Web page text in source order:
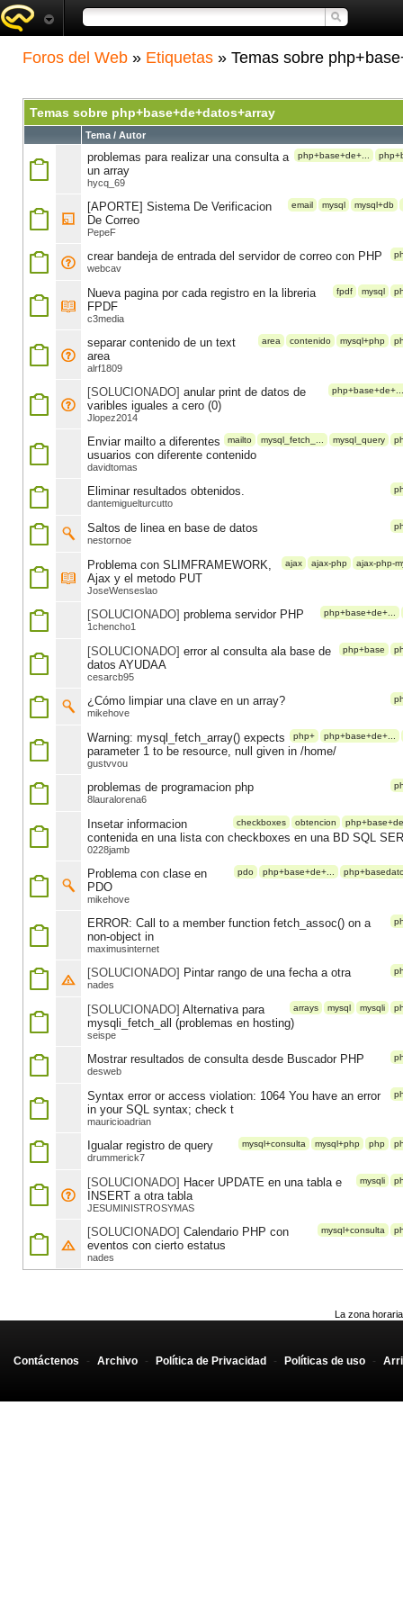
Foros del Web » Etiquetas » Temas sobre
Temas sobre php+base+de+datos+array
Tema / Autor
php+base+de+...
problemas para realizar una consulta a
un array
hycq_69
email mysql mysql+db
[APORTE] Sistema De Verificacion
De Correo
PepeF
crear bandeja de entrada del servidor de correo con PHP
webcav
fpdf mysql
Nueva pagina por cada registro en la libreria
FPDF
c3media
area contenido mysql+php
separar contenido de un text
area
alrf1809
php+base+de+...
[SOLUCIONADO] anular print de datos de
varibles iguales a cero (0)
Jlopez2014
mailto mysql_fetch_... mysql_query
Enviar mailto a diferentes
usuarios con diferente contenido
davidtomas
Eliminar resultados obtenidos.
dantemiguelturcutto
Saltos de linea en base de datos
nestornoe
ajax ajax-php ajax-php-
Problema con SLIMFRAMEWORK,
Ajax y el metodo PUT
JoseWenseslao
php+base+de+...
[SOLUCIONADO] problema servidor PHP
1chencho1
php+base
[SOLUCIONADO] error al consulta ala base de
datos AYUDAA
cesarcb95
¿Cómo limpiar una clave en un array?
mikehove
php+ php+base+de+...
Warning: mysql_fetch_array() expects
parameter 1 to be resource, null given in /home/
gustvvou
problemas de programacion php
8lauralorena6
checkboxes obtencion
Insetar informacion
contenida en una lista con checkboxes en una BD SQL
0228jamb
pdo php+base+de+...
Problema con clase en
PDO
mikehove
ERROR: Call to a member function fetch_assoc() on a
non-object in
maximusinternet
[SOLUCIONADO] Pintar rango de una fecha a otra
nades
arrays mysql mysqli
[SOLUCIONADO] Alternativa para
mysqli_fetch_all (problemas en hosting)
seispe
Mostrar resultados de consulta desde Buscador PHP
desweb
Syntax error or access violation: 1064 You have an error
in your SQL syntax; check t
mauricioadrian
mysql+consulta mysql+php php
Igualar registro de query
drummerick7
mysqli
[SOLUCIONADO] Hacer UPDATE en una tabla e
INSERT a otra tabla
JESUMINISTROSYMAS
mysql+consulta
[SOLUCIONADO] Calendario PHP con
eventos con cierto estatus
nades
La zona
Contáctenos - Archivo - Política de Privacidad - Políticas de uso -